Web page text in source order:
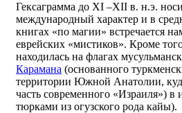
Гексаграмма до ХI –XII в. н.э.
международный характер и в
книгах «по магии» встречается
еврейских «мистиков». Кроме
находилась на флагах
Карамана (основанного
территории Южной Анатолии,
часть современного «Израиля») в
тюрками из огузского рода кайы).